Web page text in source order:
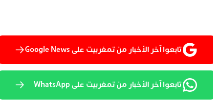
تابعوا آخر الأخبار من تمغربيت على Google News
تابعوا آخر الأخبار من تمغربيت على WhatsApp